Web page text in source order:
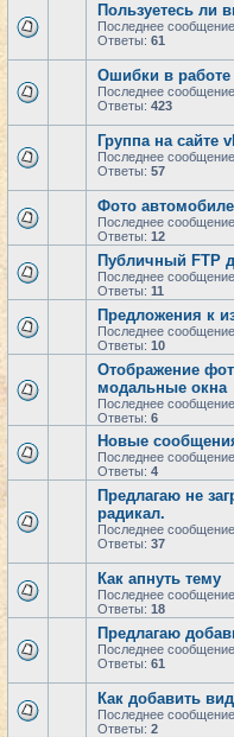
Пользуетесь ли
Последнее сообщение
Ответы: 61
Ошибки в
Последнее сообщение
Ответы: 423
Группа на сайте
Последнее сообщение
Ответы: 57
Фото
Последнее сообщение
Ответы: 12
Публичный FTP
Последнее сообщение
Ответы: 11
Предложения к
Последнее сообщение
Ответы: 10
Отображение
модальные окна
Последнее сообщение
Ответы: 6
Новые
Последнее сообщение
Ответы: 4
Предлагаю не
радикал.
Последнее сообщение
Ответы: 37
Как апнуть тему
Последнее сообщение
Ответы: 18
Предлагаю
Последнее сообщение
Ответы: 61
Как добавить
Последнее сообщение
Ответы: 2